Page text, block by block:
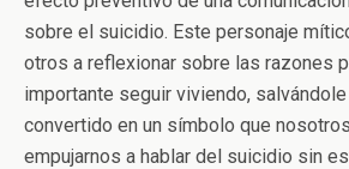
sobre el suicidio. Este personaje
otros a reflexionar sobre las razones
importante seguir viviendo, salvándole
convertido en un símbolo que
empujarnos a hablar del suicidio sin